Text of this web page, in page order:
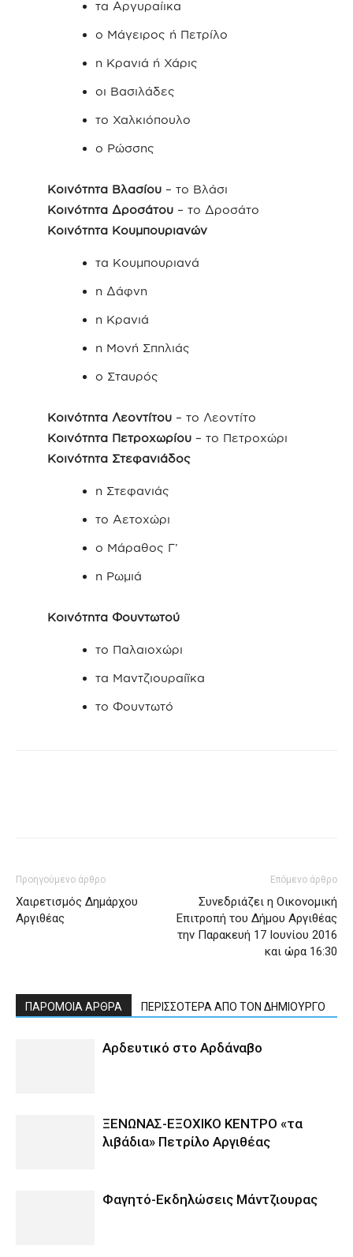
τα Αργυραίικα
ο Μάγειρος ή Πετρίλο
η Κρανιά ή Χάρις
οι Βασιλάδες
το Χαλκιόπουλο
ο Ρώσσης
Κοινότητα Βλασίου – το Βλάσι
Κοινότητα Δροσάτου – το Δροσάτο
Κοινότητα Κουμπουριανών
τα Κουμπουριανά
η Δάφνη
η Κρανιά
η Μονή Σπηλιάς
ο Σταυρός
Κοινότητα Λεοντίτου – το Λεοντίτο
Κοινότητα Πετροχωρίου – το Πετροχώρι
Κοινότητα Στεφανιάδος
η Στεφανιάς
το Αετοχώρι
ο Μάραθος Γ’
η Ρωμιά
Κοινότητα Φουντωτού
το Παλαιοχώρι
τα Μαντζιουραίϊκα
το Φουντωτό
Προηγούμενο άρθρο
Χαιρετισμός Δημάρχου
Αργιθέας
Επόμενο άρθρο
Συνεδριάζει η Οικονομική
Επιτροπή του Δήμου Αργιθέας
την Παρακευή 17 Ιουνίου 2016
και ώρα 16:30
ΠΑΡΟΜΟΙΑ ΑΡΘΡΑ ΠΕΡΙΣΣΟΤΕΡΑ ΑΠΟ ΤΟΝ ΔΗΜΙΟΥΡΓΟ
Αρδευτικό στο Αρδάναβο
ΞΕΝΩΝΑΣ-ΕΞΟΧΙΚΟ ΚΕΝΤΡΟ «τα
λιβάδια» Πετρίλο Αργιθέας
Φαγητό-Εκδηλώσεις Μάντζιουρας